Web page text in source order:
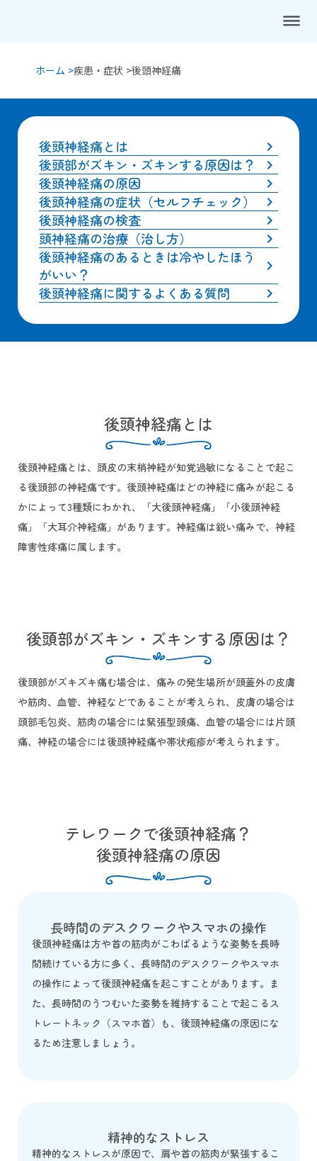
dehaze
ホーム >疾患・症状 >後頭神経痛
後頭神経痛とは keyboard_arrow_right
後頭部がズキン・ズキンする原因は？ keyboard_arrow_right
後頭神経痛の原因 keyboard_arrow_right
後頭神経痛の症状（セルフチェック） keyboard_arrow_right
後頭神経痛の検査 keyboard_arrow_right
頭神経痛の治療（治し方） keyboard_arrow_right
後頭神経痛のあるときは冷やしたほう
がいい？
keyboard_arrow_right
後頭神経痛に関するよくある質問 keyboard_arrow_right
後頭神経痛とは
後頭神経痛とは、頭皮の末梢神経が知覚過敏になることで起こ
る後頭部の神経痛です。後頭神経痛はどの神経に痛みが起こる
かによって3種類にわかれ、「大後頭神経痛」「小後頭神経
痛」「大耳介神経痛」があります。神経痛は鋭い痛みで、神経
障害性疼痛に属します。
後頭部がズキン・ズキンする原因は？
後頭部がズキズキ痛む場合は、痛みの発生場所が頭蓋外の皮膚
や筋肉、血管、神経などであることが考えられ、皮膚の場合は
頭部毛包炎、筋肉の場合には緊張型頭痛、血管の場合には片頭
痛、神経の場合には後頭神経痛や帯状疱疹が考えられます。
テレワークで後頭神経痛？
後頭神経痛の原因
長時間のデスクワークやスマホの操作
後頭神経痛は方や首の筋肉がこわばるような姿勢を長時
間続けている方に多く、長時間のデスクワークやスマホ
の操作によって後頭神経痛を起こすことがあります。ま
た、長時間のうつむいた姿勢を維持することで起こるス
トレートネック（スマホ首）も、後頭神経痛の原因にな
るため注意しましょう。
精神的なストレス
精神的なストレスが原因で、肩や首の筋肉が緊張するこ